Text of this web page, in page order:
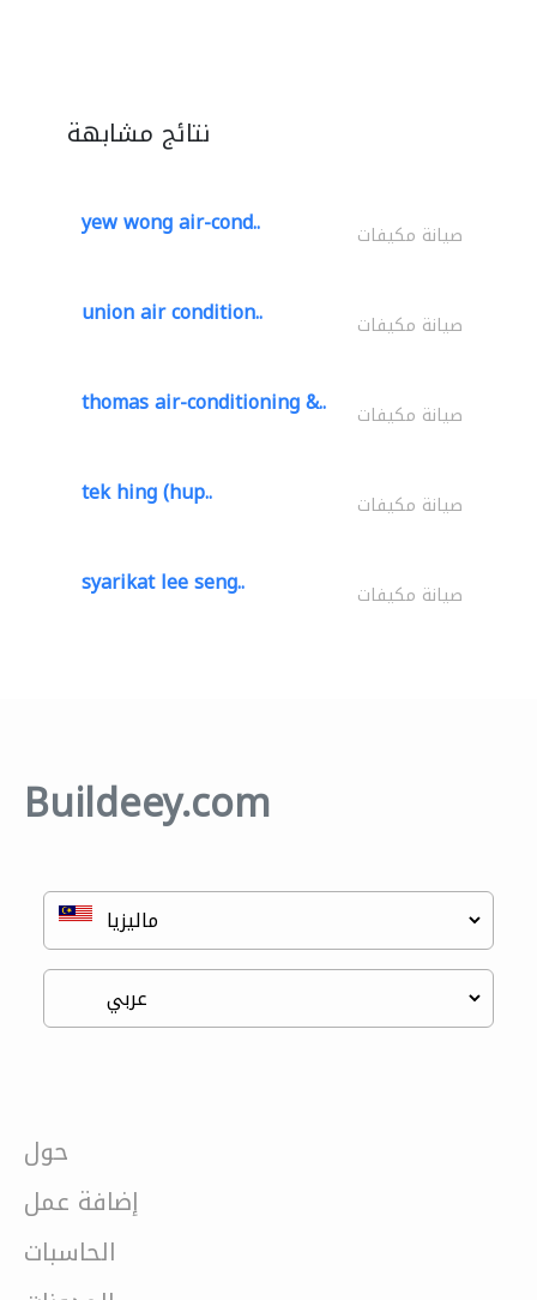
نتائج مشابهة
yew wong air-cond.. صيانة مكيفات
union air condition.. صيانة مكيفات
thomas air-conditioning &.. صيانة مكيفات
tek hing (hup.. صيانة مكيفات
syarikat lee seng.. صيانة مكيفات
Buildeey.com
حول
إضافة عمل
الحاسبات